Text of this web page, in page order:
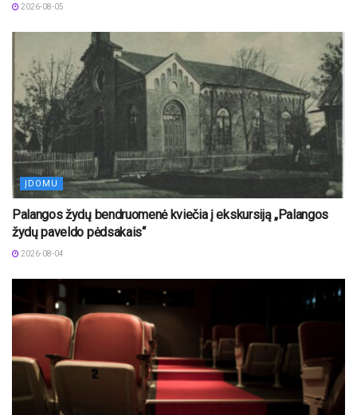
2026-08-05
ĮDOMU
Palangos žydų bendruomenė kviečia į ekskursiją „Palangos
žydų paveldo pėdsakais“
2026-08-04